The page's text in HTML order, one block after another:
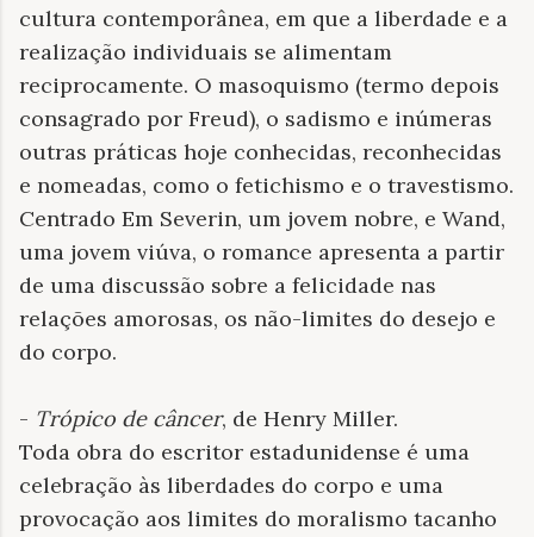
cultura contemporânea, em que a liberdade e a
realização individuais se alimentam
reciprocamente. O masoquismo (termo depois
consagrado por Freud), o sadismo e inúmeras
outras práticas hoje conhecidas, reconhecidas
e nomeadas, como o fetichismo e o travestismo.
Centrado Em Severin, um jovem nobre, e Wand,
uma jovem viúva, o romance apresenta a partir
de uma discussão sobre a felicidade nas
relações amorosas, os não-limites do desejo e
do corpo.
- Trópico de câncer, de Henry Miller.
Toda obra do escritor estadunidense é uma
celebração às liberdades do corpo e uma
provocação aos limites do moralismo tacanho